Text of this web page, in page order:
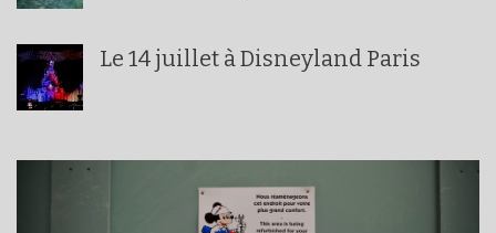
Le 14 juillet à Disneyland Paris